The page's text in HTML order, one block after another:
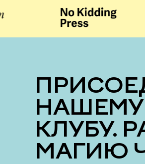
ПРИСОЕДИНЯЙТЕСЬ К
КЛУБУ.
МАГИЮ